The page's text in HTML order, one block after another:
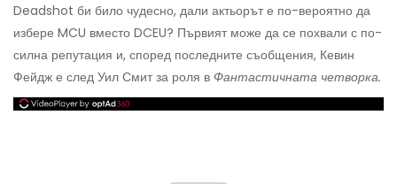
Deadshot би било чудесно, дали актьорът е по-вероятно да
избере MCU вместо DCEU? Първият може да се похвали с по-
силна репутация и, според последните съобщения, Кевин
Фейдж е след Уил Смит за роля в Фантастичната четворка.